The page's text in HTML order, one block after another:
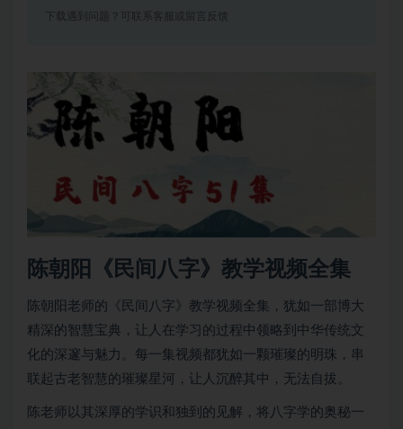
下载遇到问题？可联系客服或留言反馈
陈朝阳《民间八字》教学视频全集
陈朝阳老师的《民间八字》教学视频全集，犹如一部博大
精深的智慧宝典，让人在学习的过程中领略到中华传统文
化的深邃与魅力。每一集视频都犹如一颗璀璨的明珠，串
联起古老智慧的璀璨星河，让人沉醉其中，无法自拔。
陈老师以其深厚的学识和独到的见解，将八字学的奥秘一